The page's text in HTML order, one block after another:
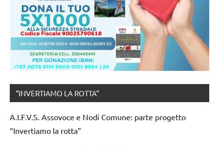
“INVERTIAMO LA ROTTA”
A.I.F.V.S. Assovoce e Nodi Comune: parte progetto
“Invertiamo la rotta”